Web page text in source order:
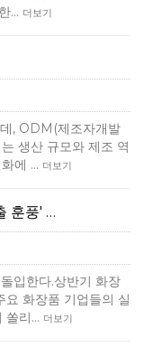
… 더보기
, ODM(제조자개발
생산 규모와 제조 역
에 … 더보기
훈풍' …
입한다.상반기 화장
화장품 기업들의 실
쏠리… 더보기